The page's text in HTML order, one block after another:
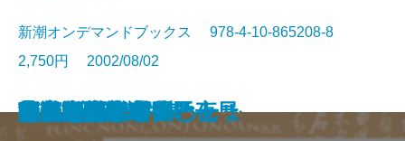
アメリカン・スクール
人生の棋譜 この一局
三島由紀夫の世界
多甚古村
小説日本芸譚
埋もれた日本
新しい天体
テーブルの雲
ドン松五郎の生活
真夜中のサーカス
新潮オンデマンドブックス 978-4-10-865208-8
2,750円 2002/08/02
南蛮阿房第2列車
良友・悪友
鴎外 闘う家長
夢みる少年の昼と夜
風車小屋便り
おねえさんといっしょ
くれない
愁月記
南蛮阿房列車
コメの話